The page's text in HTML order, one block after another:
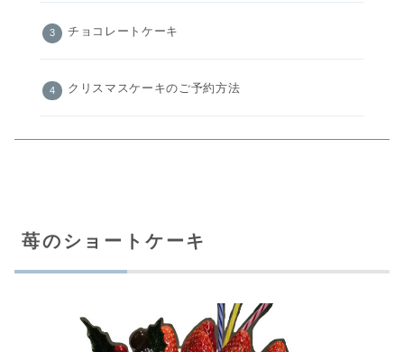
チョコレートケーキ
クリスマスケーキのご予約方法
苺のショートケーキ